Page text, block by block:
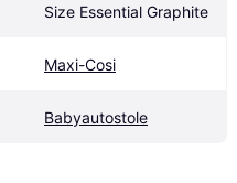
Size Essential Graphite
Maxi-Cosi
Babyautostole